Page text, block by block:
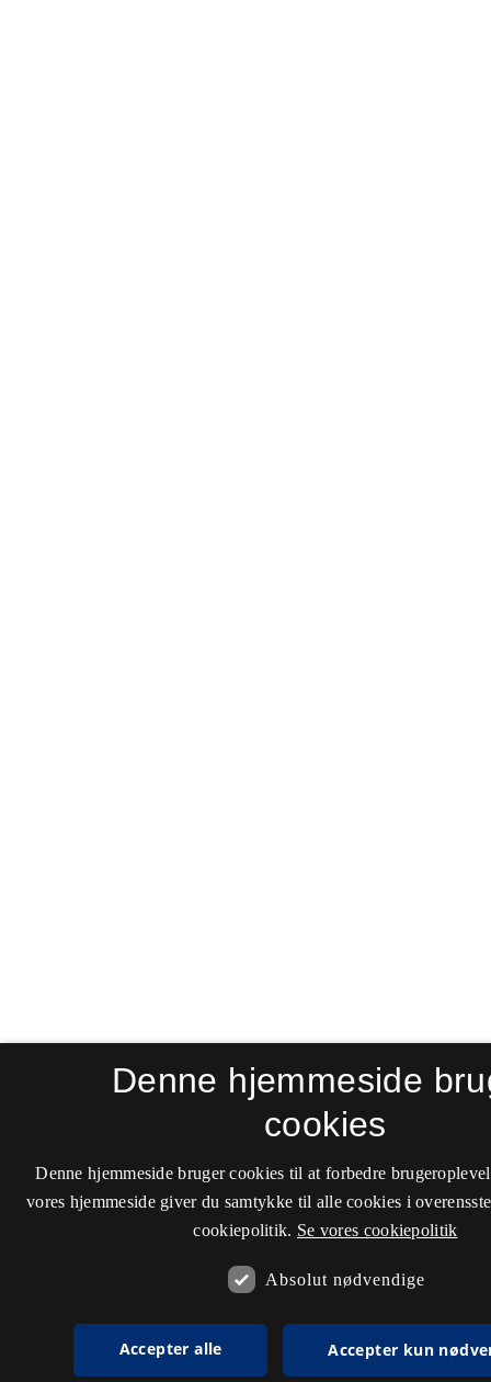
Denne hjemmeside
cookies
Denne hjemmeside bruger cookies til at forbedre
vores hjemmeside giver du samtykke til alle cookies i
cookiepolitik. Se vores cookiepolitik
Absolut nødvendige
Accepter alle Accepter kun